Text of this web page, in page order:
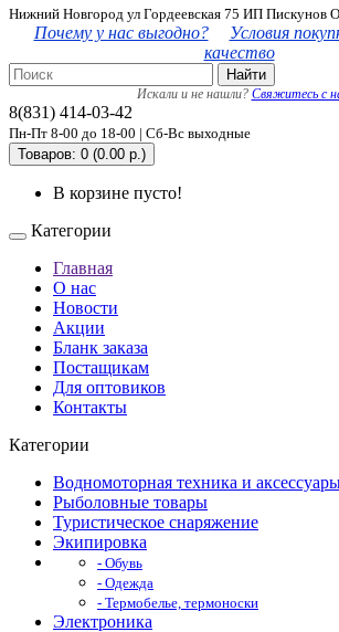
Нижний Новгород ул Гордеевская 75 ИП Пискунов
Почему у нас выгодно? Условия
качество
Найти
Искали и не нашли? Свяжитесь с
8(831) 414-03-42
Пн-Пт 8-00 до 18-00 | Сб-Вс выходные
Товаров: 0 (0.00 р.)
В корзине пусто!
Категории
Главная
О нас
Новости
Акции
Бланк заказа
Постащикам
Для оптовиков
Контакты
Категории
Водномоторная техника и
Рыболовные товары
Туристическое снаряжение
Экипировка
- Обувь
- Одежда
- Термобелье, термоноски
Электроника